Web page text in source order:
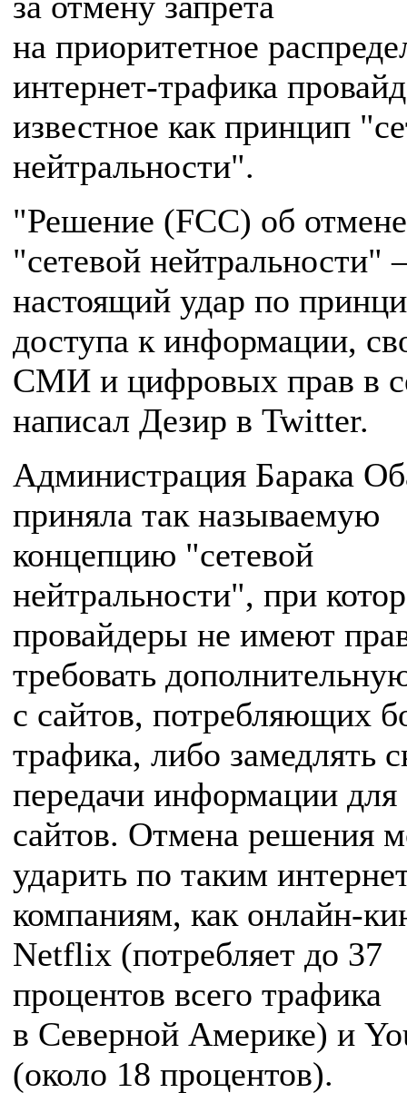
на приоритетное
интернет-трафика
известное как принцип
нейтральности".
"Решение (FCC) об
"сетевой нейтральности"
настоящий удар по
доступа к информации,
СМИ и цифровых прав в
написал Дезир в Twitter.
Администрация Барака
приняла так называемую
концепцию "сетевой
нейтральности", при
провайдеры не имеют
требовать
с сайтов, потребляющих
трафика, либо замедлять
передачи информации для
сайтов. Отмена решения
ударить по таким
компаниям, как онлайн-
Netflix (потребляет до 37
процентов всего трафика
в Северной Америке) и
(около 18 процентов).